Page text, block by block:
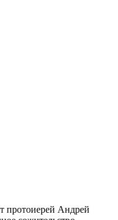
протоиерей Андрей